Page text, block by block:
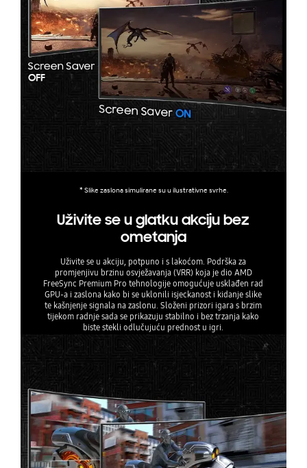
* Slike zaslona simulirane su u ilustrativne svrhe.
Uživite se u glatku akciju bez
ometanja
Uživite se u akciju, potpuno i s lakoćom. Podrška za
promjenjivu brzinu osvježavanja (VRR) koja je dio AMD
FreeSync Premium Pro tehnologije omogućuje usklađen rad
GPU-a i zaslona kako bi se uklonili isjeckanost i kidanje slike
te kašnjenje signala na zaslonu. Složeni prizori igara s brzim
tijekom radnje sada se prikazuju stabilno i bez trzanja kako
biste stekli odlučujuću prednost u igri.